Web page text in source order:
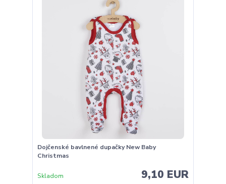
Dojčenské bavlnené dupačky New Baby
Christmas
9,10 EUR
Skladom